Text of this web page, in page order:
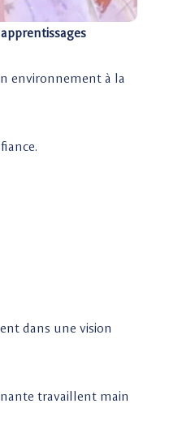
apprentissages
environnement à la
dans une vision
travaillent main